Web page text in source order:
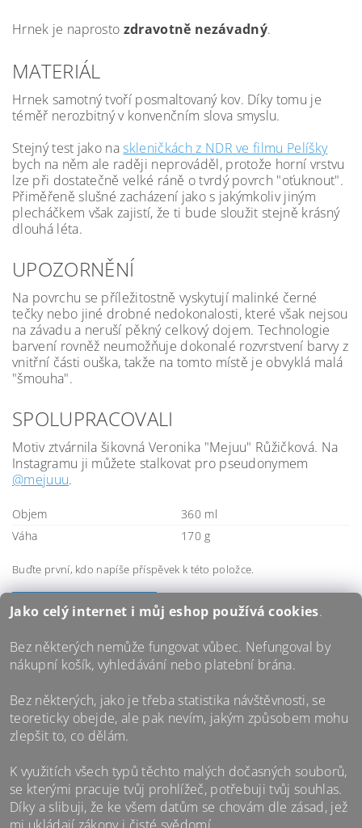
Hrnek je naprosto zdravotně nezávadný.
MATERIÁL
Hrnek samotný tvoří posmaltovaný kov. Díky tomu je
téměř nerozbitný v konvenčním slova smyslu.
Stejný test jako naskleničkách z NDR ve filmu Pelíšky
bych na něm ale raději neprováděl, protože horní vrstvu
lze při dostatečně velké ráně o tvrdý povrch "oťuknout".
Přiměřeně slušné zacházení jako s jakýmkoliv jiným
plecháčkem však zajistí, že ti bude sloužit stejně krásný
dlouhá léta.
UPOZORNĚNÍ
Na povrchu se příležitostně vyskytují malinké černé
tečky nebo jiné drobné nedokonalosti, které však nejsou
na závadu a neruší pěkný celkový dojem. Technologie
barvení rovněž neumožňuje dokonalé rozvrstvení barvy z
vnitřní části ouška, takže na tomto místě je obvyklá malá
"šmouha".
SPOLUPRACOVALI
Motiv ztvárnila šikovná Veronika "Mejuu" Růžičková. Na
Instagramu ji můžete stalkovat pro pseudonymem
@mejuuu.
Objem
360 ml
Váha
170 g
Buďte první, kdo napíše příspěvek k této položce.
PŘIDAT KOMENTÁŘ
pokud na takové srandy nemáš čas, stačí zadat počet
hvězdiček a odeslat jen tak. Pořád mi tvá zpětná vazba
náramně pomůže. Díky!
PŘIDAT HODNOCENÍ
Jako celý internet i můj eshop používá cookies.
Bez některých nemůže fungovat vůbec. Nefungoval by
nákupní košík, vyhledávání nebo platební brána.
Bez některých, jako je třeba statistika návštěvnosti, se
teoreticky obejde, ale pak nevím, jakým způsobem mohu
zlepšit to, co dělám.
K využitích všech typů těchto malých dočasných souborů,
se kterými pracuje tvůj prohlížeč, potřebuji tvůj souhlas.
Díky a slibuji, že ke všem datům se chovám dle zásad, jež